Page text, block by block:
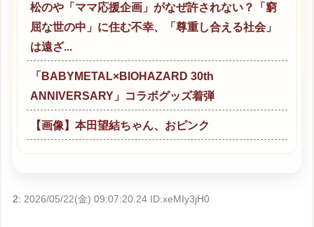
松のや「ママ応援企画」がなぜ許されない？「窮
屈な世の中」に住む不幸、「尊重し合える社会」
は遠ざ...
「BABYMETAL×BIOHAZARD 30th
ANNIVERSARY」コラボグッズ着弾
【画像】本田望結ちゃん、おピンク
2: 2026/05/22(金) 09:07:20.24 ID:xeMIy3jH0